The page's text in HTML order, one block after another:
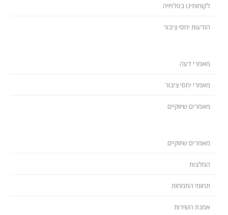
לקוחותינו בטלויזיה
הודעות יחסי ציבור
מאמרי דעה
מאמרי יחסי ציבור
מאמרים שיווקיים
מאמרים שיווקיים
המלצות
תחומי התמחות
אמנת השירות